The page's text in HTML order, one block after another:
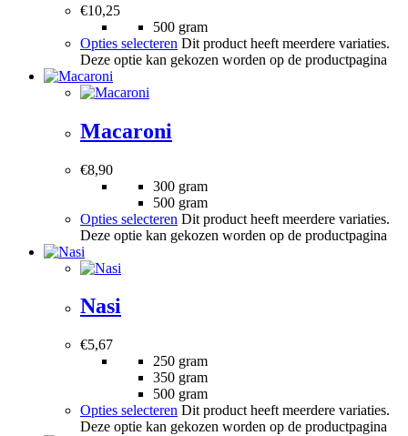
€10,25
500 gram
Opties selecteren Dit product heeft meerdere variaties.
Deze optie kan gekozen worden op de productpagina
Macaroni
€8,90
300 gram
500 gram
Opties selecteren Dit product heeft meerdere variaties.
Deze optie kan gekozen worden op de productpagina
Nasi
€5,67
250 gram
350 gram
500 gram
Opties selecteren Dit product heeft meerdere variaties.
Deze optie kan gekozen worden op de productpagina